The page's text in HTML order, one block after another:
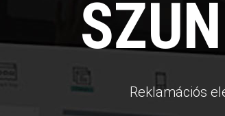
Reklamációs